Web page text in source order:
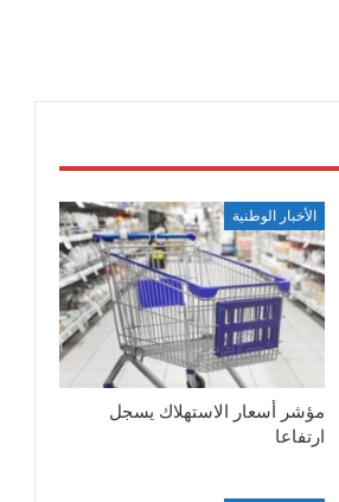
الأخبار الوطنية
مؤشر أسعار الاستهلاك يسجل
ارتفاعا